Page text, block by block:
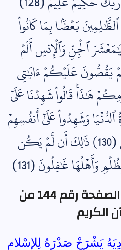
بَعۡضَۢا بِمَا كَانُواْ
(129) يَٰمَعۡشَرَ ٱلۡجِنِّ وَٱلۡإِنسِ أَلَمۡ
عَلَيۡكُمۡ ءَايَٰتِي
هَٰذَاۚ قَالُواْ شَهِدۡنَا عَلَىٰٓ
وَشَهِدُواْ عَلَىٰٓ أَنفُسِهِمۡ
أَنَّهُمۡ كَانُواْ كَٰفِرِينَ (130) ذَٰلِكَ أَن لَّمۡ يَكُن
وَأَهۡلُهَا غَٰفِلُونَ (131)
التفسير الميسر الصفحة رقم 144 من
الكريم
يَشْرَحْ صَدْرَهُ لِلإِسْلامِ